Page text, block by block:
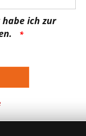
habe ich zur